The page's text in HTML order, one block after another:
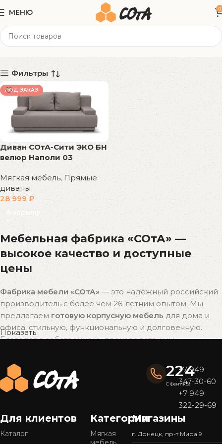
МЕНЮ 0
велюр Наполи
Фильтры
ПОД ЗАКАЗ
Диван СОтА-Сити ЭКО БН
велюр Наполи 03
Мягкая мебель, Прямые
диваны
28 999 ₽
В корзину
Мебельная фабрика «СОтА» —
высокое качество и доступные
цены
Фабрика мебели «СОтА»— это надёжный российский
производитель с более чем 26-летним опытом. Мы
предлагаемготовую корпусную мебель для дома и
офиса: стильную, функциональную и долговечную.
Благодаря собственному производству мы
качества
Почему выбирают мебель «СОтА»?
У нас представлен
большой выбор мебелив
популярных стилях — от современного минимализма
Показать
224
С Феникса
+7 949
347-30-60
+7 949
322-29-69
Для клиентов
Каталог
Категории
Мягкая
Магазины
г. Донецк, пр-т Мира 9